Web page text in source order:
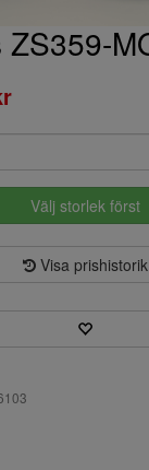
ZS359-
Välj storlek först
Visa prishistorik